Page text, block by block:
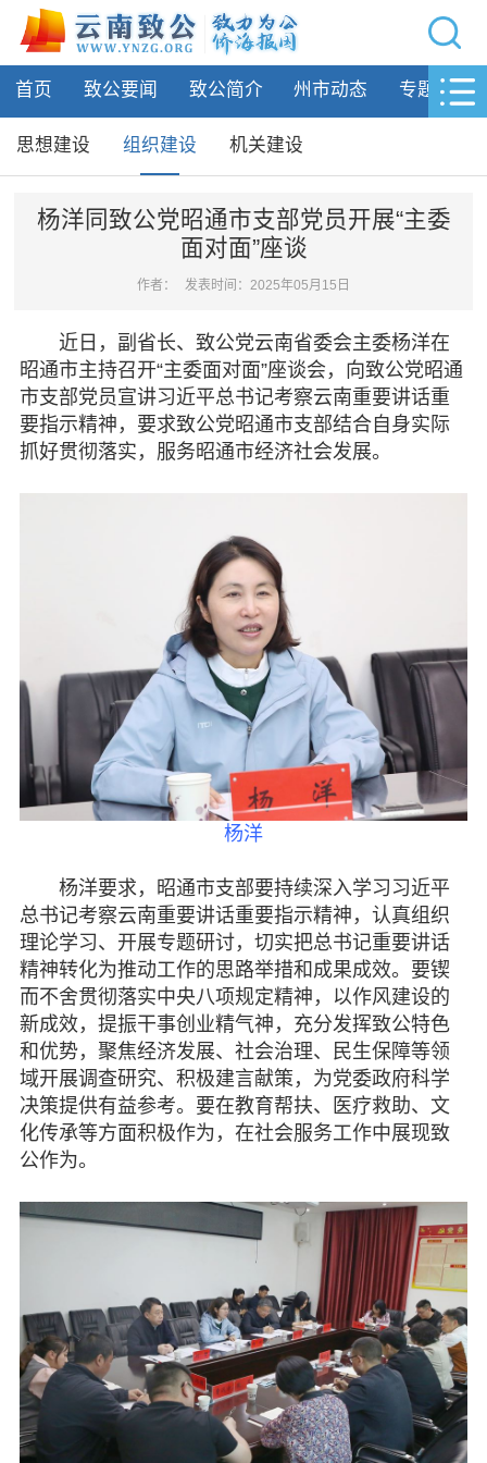
网站导航
首页
致公要闻
州市动态
履行职责
自身建设
思想建设
致公风采
专委会
书香机关
电子杂志
图片欣赏
视频中心
联系我们
媒体报道
脱贫攻坚
侨海动态
七彩云南
首页 致公要闻 致公简介 州市动态 专题活动
思想建设 组织建设 机关建设
杨洋同致公党昭通市支部党员开展“主委
面对面”座谈
作者： 发表时间：2025年05月15日
近日，副省长、致公党云南省委会主委杨洋在
昭通市主持召开“主委面对面”座谈会，向致公党昭通
市支部党员宣讲习近平总书记考察云南重要讲话重
要指示精神，要求致公党昭通市支部结合自身实际
抓好贯彻落实，服务昭通市经济社会发展。
杨洋
杨洋要求，昭通市支部要持续深入学习习近平
总书记考察云南重要讲话重要指示精神，认真组织
理论学习、开展专题研讨，切实把总书记重要讲话
精神转化为推动工作的思路举措和成果成效。要锲
而不舍贯彻落实中央八项规定精神，以作风建设的
新成效，提振干事创业精气神，充分发挥致公特色
和优势，聚焦经济发展、社会治理、民生保障等领
域开展调查研究、积极建言献策，为党委政府科学
决策提供有益参考。要在教育帮扶、医疗救助、文
化传承等方面积极作为，在社会服务工作中展现致
公作为。